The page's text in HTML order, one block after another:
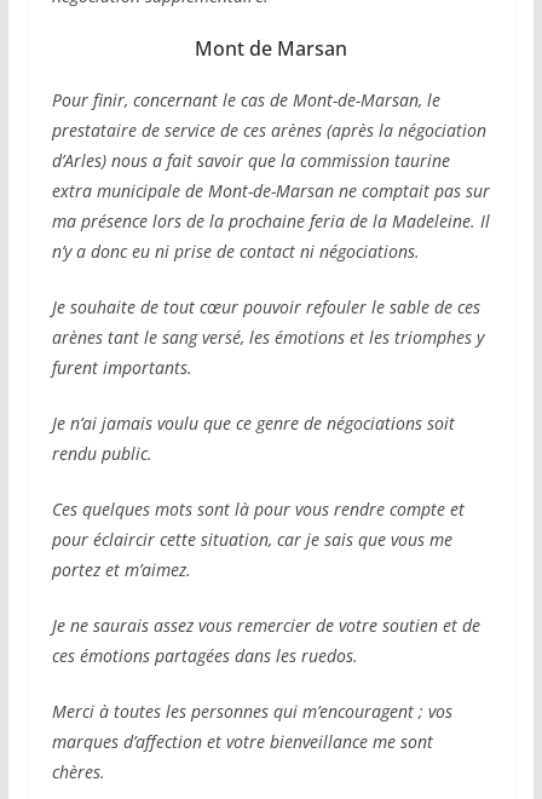
Mont de Marsan
Pour finir, concernant le cas de Mont-de-Marsan, le
prestataire de service de ces arènes (après la négociation
d’Arles) nous a fait savoir que la commission taurine
extra municipale de Mont-de-Marsan ne comptait pas sur
ma présence lors de la prochaine feria de la Madeleine. Il
n’y a donc eu ni prise de contact ni négociations.
Je souhaite de tout cœur pouvoir refouler le sable de ces
arènes tant le sang versé, les émotions et les triomphes y
furent importants.
Je n’ai jamais voulu que ce genre de négociations soit
rendu public.
Ces quelques mots sont là pour vous rendre compte et
pour éclaircir cette situation, car je sais que vous me
portez et m’aimez.
Je ne saurais assez vous remercier de votre soutien et de
ces émotions partagées dans les ruedos.
Merci à toutes les personnes qui m’encouragent ; vos
marques d’affection et votre bienveillance me sont
chères.